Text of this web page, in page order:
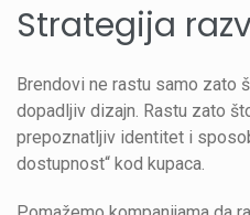
Strategija
Brendovi ne rastu samo zato
dopadljiv dizajn. Rastu zato
prepoznatljiv identitet i
dostupnost“ kod kupaca.